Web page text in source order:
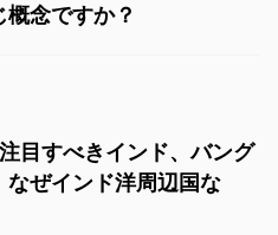
念ですか？
目すべきインド、バング
なぜインド洋周辺国な